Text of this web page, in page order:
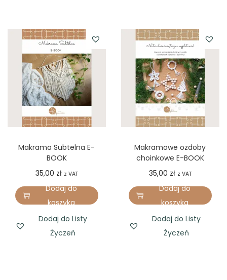
Makrama Subtelna E-
BOOK
35,00 zł z VAT
Dodaj do
koszyka
Dodaj do Listy
Życzeń
Makramowe ozdoby
choinkowe E-BOOK
35,00 zł z VAT
Dodaj do
koszyka
Dodaj do Listy
Życzeń